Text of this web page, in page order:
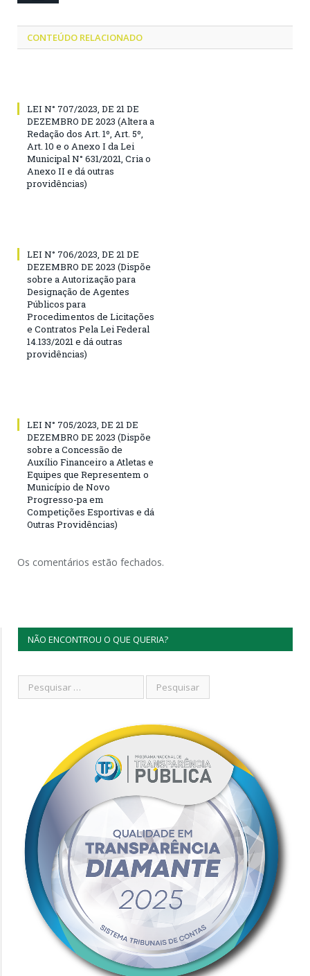
CONTEÚDO RELACIONADO
LEI N° 707/2023, DE 21 DE
DEZEMBRO DE 2023 (Altera a
Redação dos Art. 1º, Art. 5º,
Art. 10 e o Anexo I da Lei
Municipal N° 631/2021, Cria o
Anexo II e dá outras
providências)
LEI N° 706/2023, DE 21 DE
DEZEMBRO DE 2023 (Dispõe
sobre a Autorização para
Designação de Agentes
Públicos para
Procedimentos de Licitações
e Contratos Pela Lei Federal
14.133/2021 e dá outras
providências)
LEI N° 705/2023, DE 21 DE
DEZEMBRO DE 2023 (Dispõe
sobre a Concessão de
Auxílio Financeiro a Atletas e
Equipes que Representem o
Município de Novo
Progresso-pa em
Competições Esportivas e dá
Outras Providências)
Os comentários estão fechados.
NÃO ENCONTROU O QUE QUERIA?